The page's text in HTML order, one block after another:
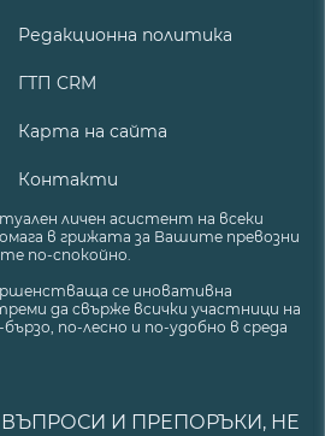
Редакционна политика
ГТП CRM
Карта на сайта
Контакти
личен асистент на всеки
в грижата за Вашите превозни
по-спокойно.
се иновативна
да свърже всички участници на
по-лесно и по-удобно в среда
И ПРЕПОРЪКИ, НЕ